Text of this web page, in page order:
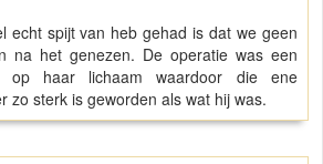
echt spijt van heb gehad is dat we geen
na het genezen. De operatie was een
op haar lichaam waardoor die ene
zo sterk is geworden als wat hij was.